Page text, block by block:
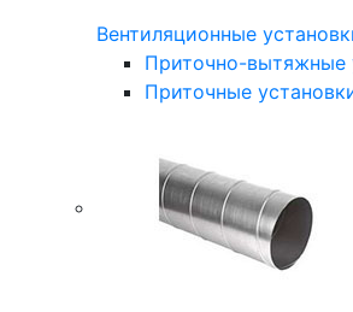
Вентиляционные
Приточно-вытяжные
Приточные